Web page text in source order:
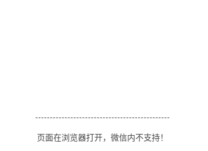
----------------------------------------------
页面在浏览器打开，微信内不支持！